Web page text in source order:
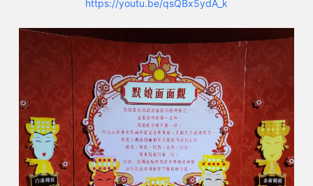
https://youtu.be/qsQBx5ydA_k